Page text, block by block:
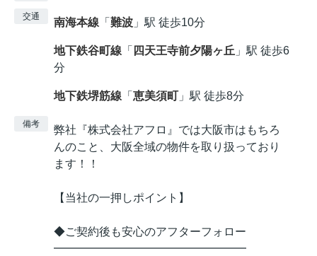
交通 南海本線 「 難波 」駅 徒歩10分
地下鉄谷町線 「 四天王寺前夕陽ヶ丘 」駅 徒歩6
分
地下鉄堺筋線 「 恵美須町 」駅 徒歩8分
備考
弊社『株式会社アフロ』では大阪市はもちろ
んのこと、大阪全域の物件を取り扱っており
ます！！
【当社の一押しポイント】
◆ご契約後も安心のアフターフォロー
━━━━━━━━━━━━━━━━━